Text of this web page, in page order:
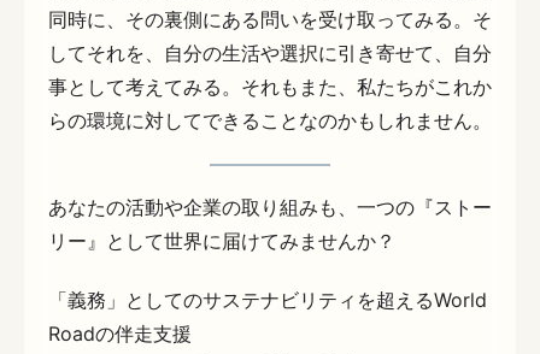
同時に、その裏側にある問いを受け取ってみる。そ
してそれを、自分の生活や選択に引き寄せて、自分
事として考えてみる。それもまた、私たちがこれか
らの環境に対してできることなのかもしれません。
あなたの活動や企業の取り組みも、一つの『ストー
リー』として世界に届けてみませんか？
「義務」としてのサステナビリティを超えるWorld
Roadの伴走支援